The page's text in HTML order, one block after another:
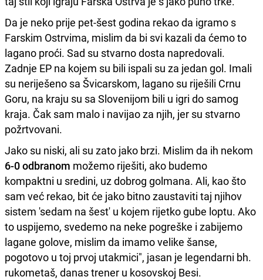
Da je neko prije pet-šest godina rekao da igramo s
Farskim Ostrvima, mislim da bi svi kazali da ćemo to
lagano proći. Sad su stvarno dosta napredovali.
Zadnje EP na kojem su bili ispali su za jedan gol. Imali
su neriješeno sa Švicarskom, lagano su riješili Crnu
Goru, na kraju su sa Slovenijom bili u igri do samog
kraja. Čak sam malo i navijao za njih, jer su stvarno
požrtvovani.
Jako su niski, ali su zato jako brzi. Mislim da ih nekom
6-0 odbranom možemo riješiti, ako budemo
kompaktni u sredini, uz dobrog golmana. Ali, kao što
sam već rekao, bit će jako bitno zaustaviti taj njihov
sistem 'sedam na šest' u kojem rijetko gube loptu. Ako
to uspijemo, svedemo na neke pogreške i zabijemo
lagane golove, mislim da imamo velike šanse,
pogotovo u toj prvoj utakmici", jasan je legendarni bh.
rukometaš, danas trener u kosovskoj Besi.